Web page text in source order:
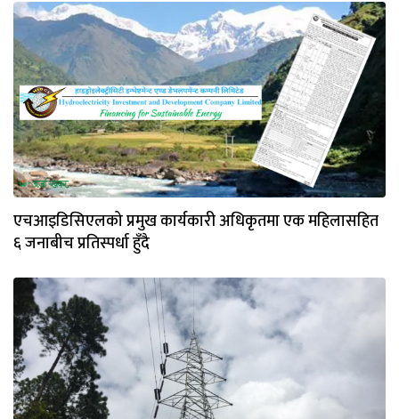
एचआइडिसिएलको प्रमुख कार्यकारी अधिकृतमा एक महिलासहित
६ जनाबीच प्रतिस्पर्धा हुँदै